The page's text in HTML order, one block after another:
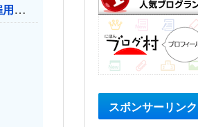
日本のお店、時給1500円でもミャンマー人に次々と逃げられてしまう。お店「すでに地方の雇用は崩壊」
スポンサーリンク